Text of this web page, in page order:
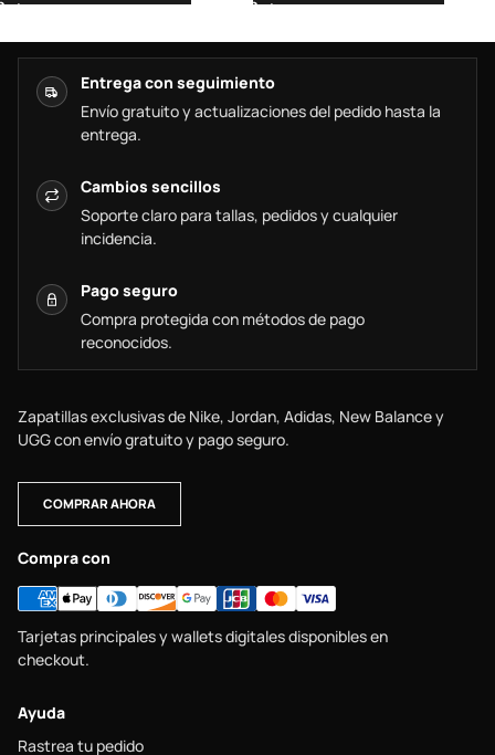
Entrega con seguimiento
Envío gratuito y actualizaciones del pedido hasta la
entrega.
Cambios sencillos
Soporte claro para tallas, pedidos y cualquier
incidencia.
Pago seguro
Compra protegida con métodos de pago
reconocidos.
Zapatillas exclusivas de Nike, Jordan, Adidas, New Balance y
UGG con envío gratuito y pago seguro.
COMPRAR AHORA
Compra con
Tarjetas principales y wallets digitales disponibles en
checkout.
Ayuda
Rastrea tu pedido